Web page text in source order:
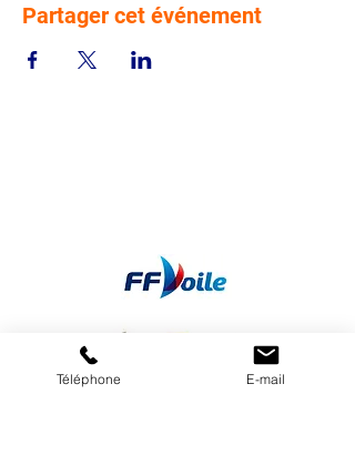
Partager cet événement
Téléphone E-mail